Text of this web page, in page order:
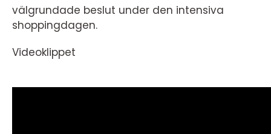
välgrundade beslut under den intensiva
shoppingdagen.
Videoklippet